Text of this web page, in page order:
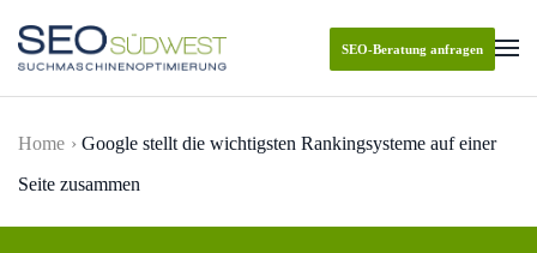
Skip to main content
SEO-Beratung anfragen
Home
Google stellt die wichtigsten Rankingsysteme auf einer
Seite zusammen